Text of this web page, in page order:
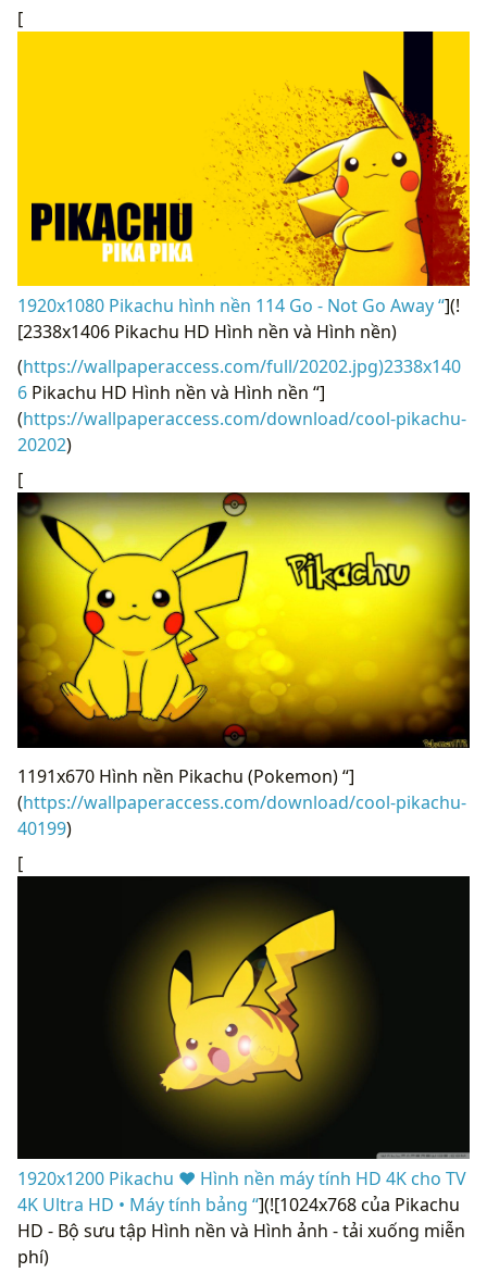
[
1920x1080 Pikachu hình nền 114 Go - Not Go Away “](!
[2338x1406 Pikachu HD Hình nền và Hình nền)
(https://wallpaperaccess.com/full/20202.jpg)2338x140
6 Pikachu HD Hình nền và Hình nền “]
(https://wallpaperaccess.com/download/cool-pikachu-
20202)
[
1191x670 Hình nền Pikachu (Pokemon) “]
(https://wallpaperaccess.com/download/cool-pikachu-
40199)
[
1920x1200 Pikachu ❤ Hình nền máy tính HD 4K cho TV
4K Ultra HD • Máy tính bảng “](![1024x768 của Pikachu
HD - Bộ sưu tập Hình nền và Hình ảnh - tải xuống miễn
phí)